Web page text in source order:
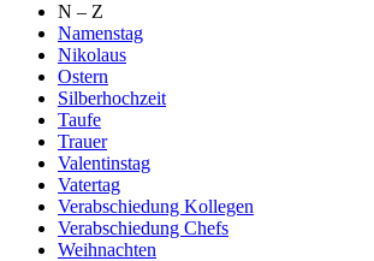
N – Z
Namenstag
Nikolaus
Ostern
Silberhochzeit
Taufe
Trauer
Valentinstag
Vatertag
Verabschiedung Kollegen
Verabschiedung Chefs
Weihnachten